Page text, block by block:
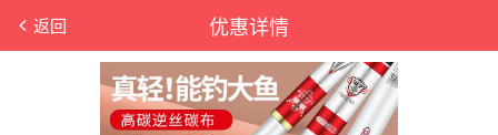
优惠详情
返回